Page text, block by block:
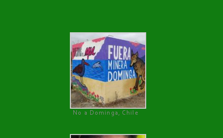
No a Dominga, Chile